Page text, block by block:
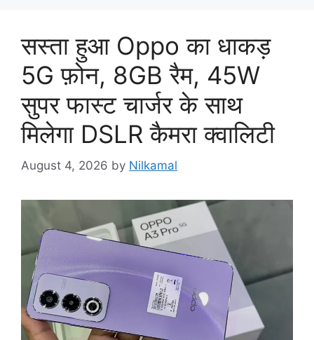
सस्ता हुआ Oppo का धाकड़
5G फ़ोन, 8GB रैम, 45W
सुपर फास्ट चार्जर के साथ
मिलेगा DSLR कैमरा क्वालिटी
August 4, 2026 by Nilkamal